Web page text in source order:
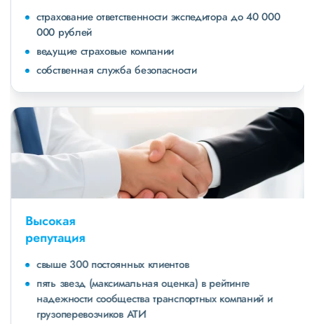
страхование ответственности экспедитора до 40 000
000 рублей
ведущие страховые компании
собственная служба безопасности
Высокая
репутация
свыше 300 постоянных клиентов
пять звезд (максимальная оценка) в рейтинге
надежности сообщества транспортных компаний и
грузоперевозчиков АТИ